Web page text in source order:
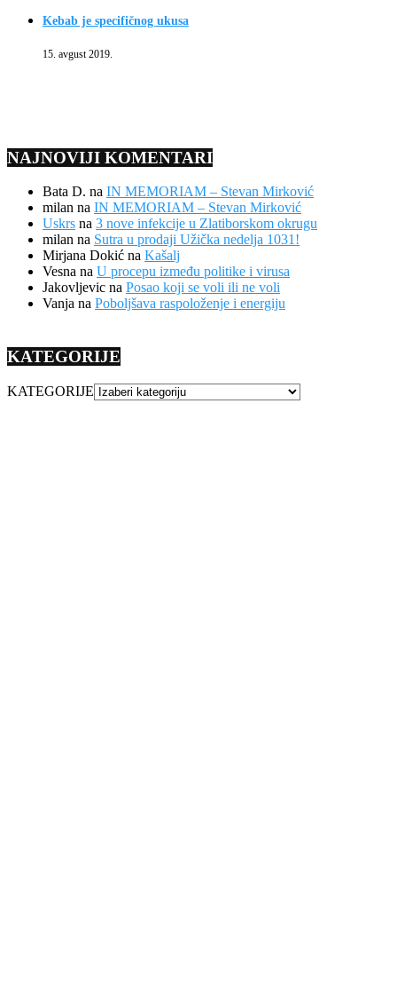
Kebab je specifičnog ukusa
15. avgust 2019.
NAJNOVIJI KOMENTARI
Bata D. na IN MEMORIAM – Stevan Mirković
milan na IN MEMORIAM – Stevan Mirković
Uskrs na 3 nove infekcije u Zlatiborskom okrugu
milan na Sutra u prodaji Užička nedelja 1031!
Mirjana Dokić na Kašalj
Vesna na U procepu između politike i virusa
Jakovljevic na Posao koji se voli ili ne voli
Vanja na Poboljšava raspoloženje i energiju
KATEGORIJE
KATEGORIJE